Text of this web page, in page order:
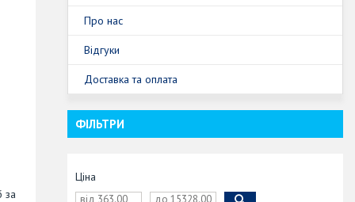
за
Про нас
Відгуки
Доставка та оплата
ФІЛЬТРИ
Ціна